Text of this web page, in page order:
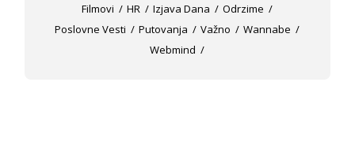
Filmovi
HR Izjava Dana
Odrzime
Poslovne Vesti
Putovanja Važno
Wannabe
Webmind